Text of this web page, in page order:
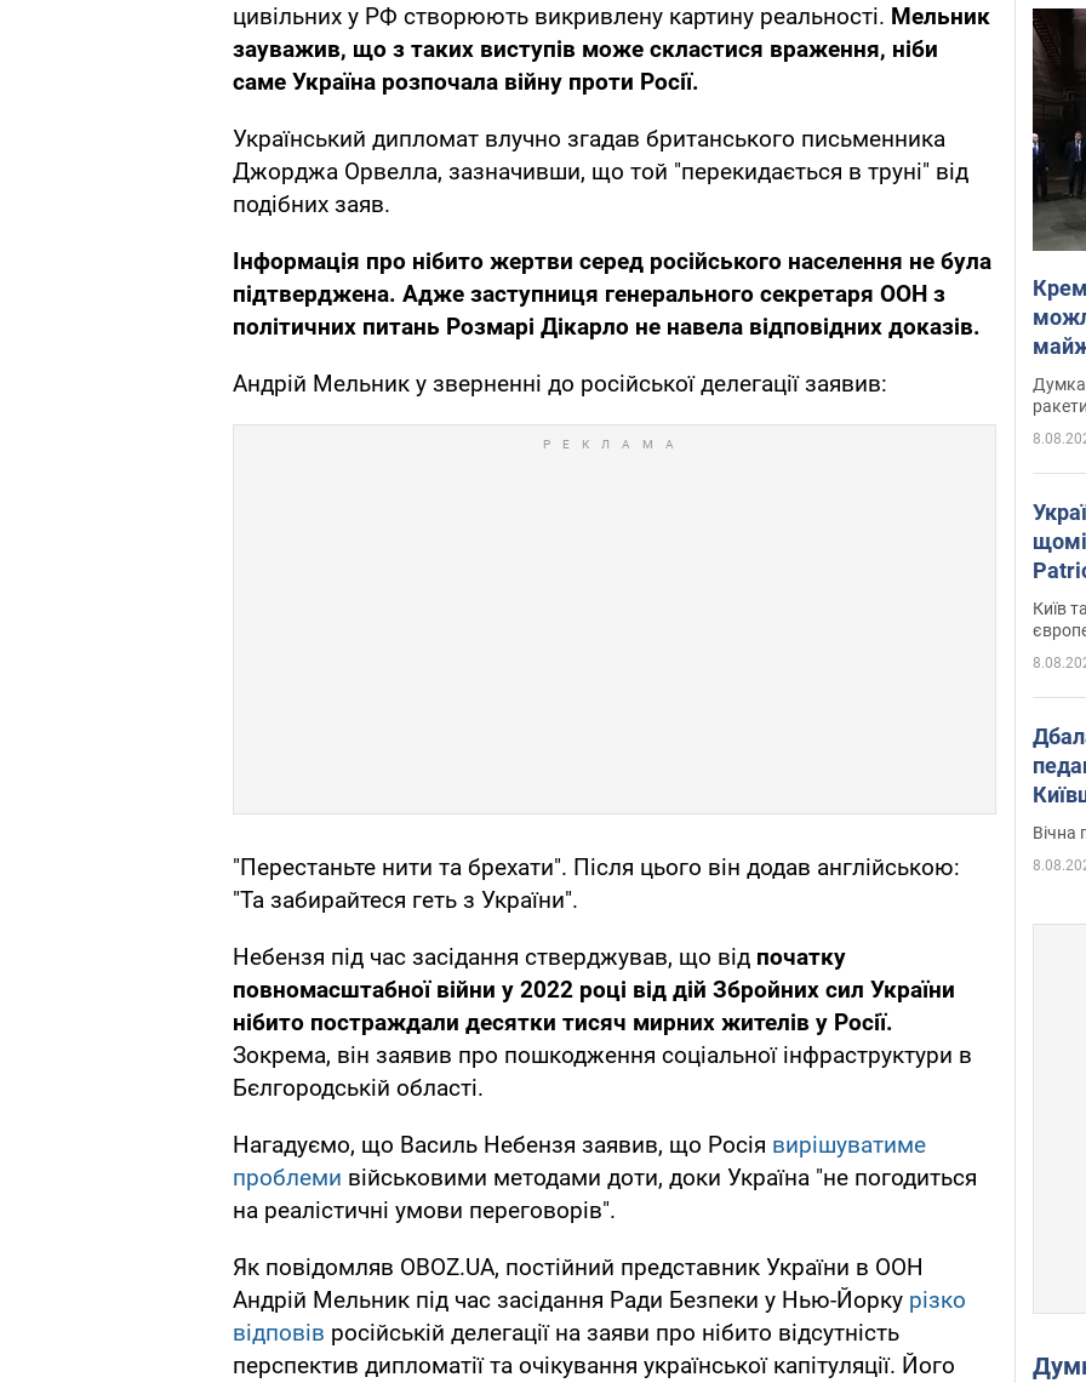
цивільних у РФ створюють викривлену картину реальності. Мельник
зауважив, що з таких виступів може скластися враження, ніби
саме Україна розпочала війну проти Росії.
Український дипломат влучно згадав британського письменника
Джорджа Орвелла, зазначивши, що той "перекидається в труні" від
подібних заяв.
Інформація про нібито жертви серед російського населення не була
підтверджена. Адже заступниця генерального секретаря ООН з
політичних питань Розмарі Дікарло не навела відповідних доказів.
Андрій Мельник у зверненні до російської делегації заявив:
"Перестаньте нити та брехати". Після цього він додав англійською:
"Та забирайтеся геть з України".
Небензя під час засідання стверджував, що від початку
повномасштабної війни у 2022 році від дій Збройних сил України
нібито постраждали десятки тисяч мирних жителів у Росії.
Зокрема, він заявив про пошкодження соціальної інфраструктури в
Бєлгородській області.
Нагадуємо, що Василь Небензя заявив, що Росія вирішуватиме
проблеми військовими методами доти, доки Україна "не погодиться
на реалістичні умови переговорів".
Як повідомляв OBOZ.UA, постійний представник України в ООН
Андрій Мельник під час засідання Ради Безпеки у Нью-Йорку різко
відповів російській делегації на заяви про нібито відсутність
перспектив дипломатії та очікування української капітуляції. Його
Думка,
Київ
Вічна